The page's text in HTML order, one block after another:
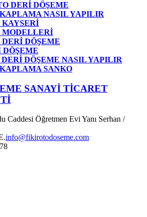
DERİ DÖŞEME
NASIL YAPILIR
KAYSERİ
MODELLERİ
DÖŞEME
DÖŞEME
DÖŞEME NASIL YAPILIR
SANKO
SANAYİ TİCARET
Caddesi Öğretmen Evi Yanı Serhan /
info@fikirotodoseme.com